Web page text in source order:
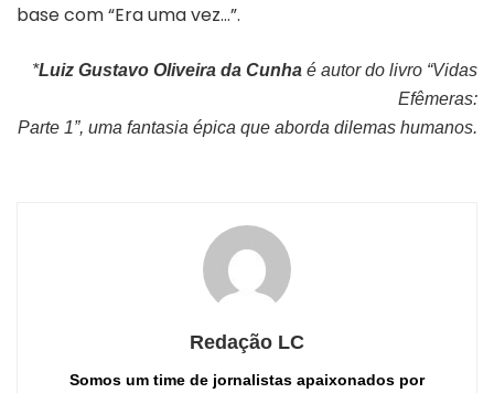
base com “Era uma vez…”.
*Luiz Gustavo Oliveira da Cunha é autor do livro “Vidas
Efêmeras:
Parte 1”, uma fantasia épica que aborda dilemas humanos.
Redação LC
Somos um time de jornalistas apaixonados por